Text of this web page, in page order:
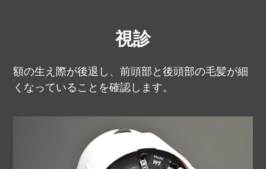
視診
額の生え際が後退し、前頭部と後頭部の毛髪が細
くなっていることを確認します。